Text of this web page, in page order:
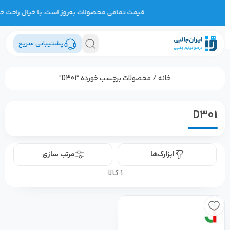
قیمت تمامی محصولات به‌روز است، با خیال راحت
پشتیبانی سریع
خانه/ محصولات برچسب خورده “D301”
D301
ابزارک‌ها مرتب سازی
1 کالا